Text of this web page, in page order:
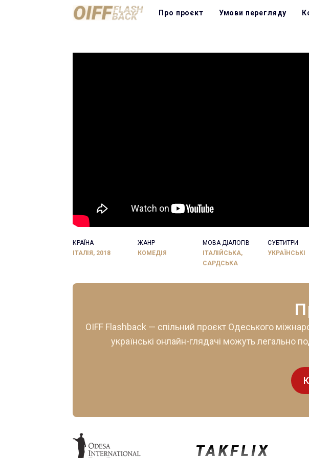
Про проєкт Умови перегляду
КРАЇНА
ІТАЛІЯ, 2018
ЖАНР
КОМЕДІЯ
МОВА ДІАЛОГІВ
ІТАЛІЙСЬКА,
САРДСЬКА
СУБТИТРИ
УКРАЇНСЬКІ
OIFF Flashback — спільний проєкт Одеського
українські онлайн-глядачі можуть легально